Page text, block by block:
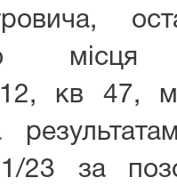
кв 47,
23 за